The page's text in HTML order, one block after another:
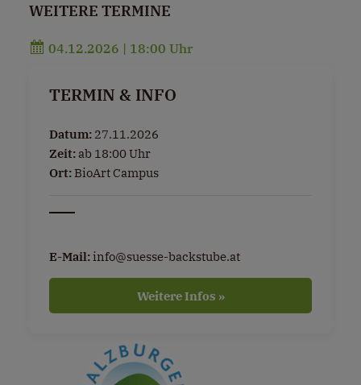
WEITERE TERMINE
04.12.2026 | 18:00 Uhr
TERMIN & INFO
Datum: 27.11.2026
Zeit: ab 18:00 Uhr
Ort: BioArt Campus
E-Mail:info@suesse-backstube.at
Weitere Infos »